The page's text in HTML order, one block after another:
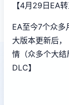
【4月29日EA
EA至今7个众
大版本更新后
情（众多个大结
DLC】